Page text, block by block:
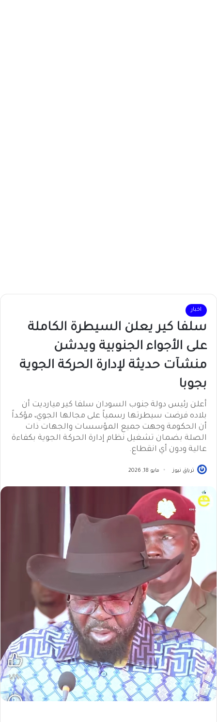
اخبار
سلفا كير يعلن السيطرة الكاملة
على الأجواء الجنوبية ويدشن
منشآت حديثة لإدارة الحركة الجوية
بجوبا
أعلن رئيس دولة جنوب السودان سلفا كير ميارديت أن
بلاده فرضت سيطرتها رسمياً على مجالها الجوي، مؤكداً
أن الحكومة وجهت جميع المؤسسات والجهات ذات
الصلة بضمان تشغيل نظام إدارة الحركة الجوية بكفاءة
عالية ودون أي انقطاع.
ترياق نيوز مايو 18, 2026